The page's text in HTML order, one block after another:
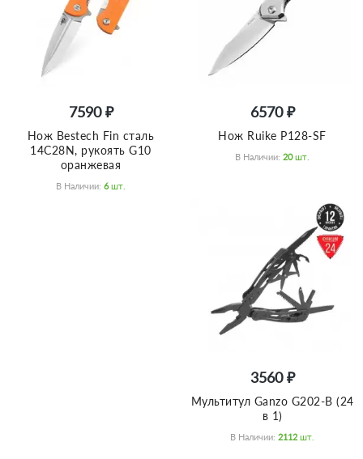
7590 ₽
Нож Bestech Fin сталь
14C28N, рукоять G10
оранжевая
В Наличии: 6 Шт.
6570 ₽
Нож Ruike P128-SF
В Наличии: 20 Шт.
3560 ₽
Мультитул Ganzo G202-B (24
в 1)
В Наличии: 2112 Шт.